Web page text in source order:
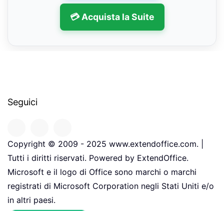
💳 Acquista la Suite
Seguici
Copyright © 2009 - 2025 www.extendoffice.com. |
Tutti i diritti riservati. Powered by ExtendOffice.
Microsoft e il logo di Office sono marchi o marchi
registrati di Microsoft Corporation negli Stati Uniti e/o
in altri paesi.